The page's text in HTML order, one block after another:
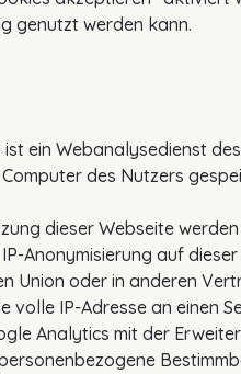
genutzt werden kann.
ein Webanalysedienst
des Nutzers
dieser Webseite
Anonymisierung auf
oder in anderen
IP-Adresse an einen
Analytics mit der